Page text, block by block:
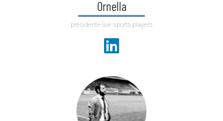
Ornella
présidente live sports players